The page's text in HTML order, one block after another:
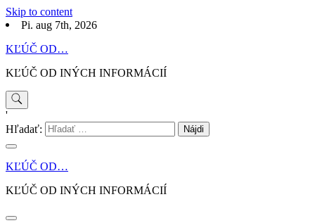
Skip to content
Pi. aug 7th, 2026
KĽÚČ OD…
KĽÚČ OD INÝCH INFORMÁCIÍ
'
Hľadať:
KĽÚČ OD…
KĽÚČ OD INÝCH INFORMÁCIÍ